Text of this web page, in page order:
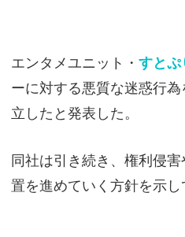
エンタメユニット・ すとぷ
ーに対する悪質な迷惑行
立したと発表した。
同社は引き続き、権利侵
置を進めていく方針を示し